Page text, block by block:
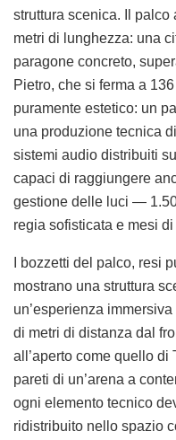
struttura scenica. Il palco
metri di lunghezza: una
paragone concreto,
Pietro, che si ferma a
puramente estetico: un
una produzione tecnica
sistemi audio distribuiti
capaci di raggiungere
gestione delle luci —
regia sofisticata e mesi
I bozzetti del palco, resi
mostrano una struttura
un’esperienza
di metri di distanza dal
all’aperto come quello di
pareti di un’arena a
ogni elemento tecnico
ridistribuito nello spazio